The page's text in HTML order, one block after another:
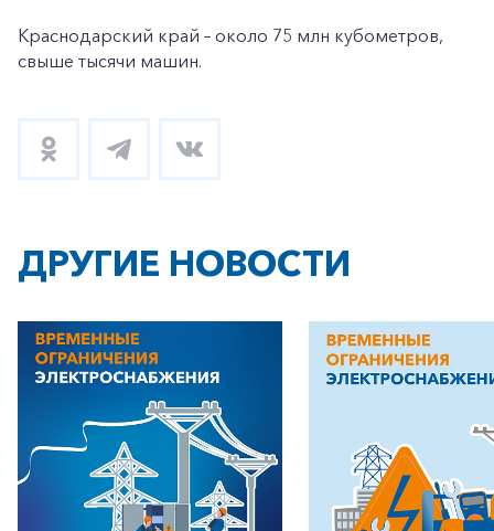
Краснодарский край – около 75 млн кубометров,
свыше тысячи машин.
ДРУГИЕ НОВОСТИ